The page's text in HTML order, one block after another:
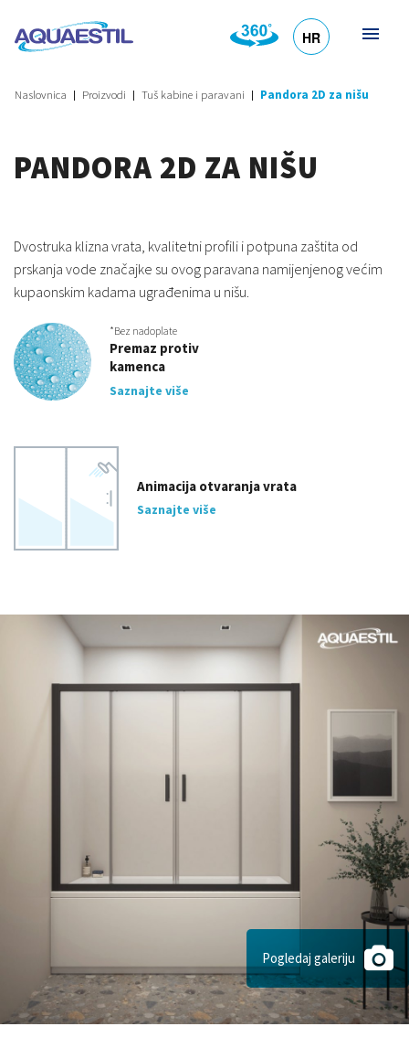
HR
Naslovnica Proizvodi Tuš kabine i paravani Pandora 2D za nišu
PANDORA 2D ZA NIŠU
Dvostruka klizna vrata, kvalitetni profili i potpuna zaštita od
prskanja vode značajke su ovog paravana namijenjenog većim
kupaonskim kadama ugrađenima u nišu.
*Bez nadoplate
Premaz protiv
kamenca
Saznajte više
Animacija otvaranja vrata
Saznajte više
Pogledaj galeriju